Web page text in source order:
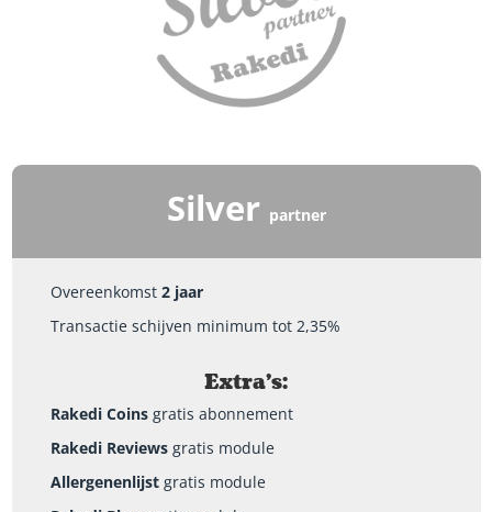
Silver partner
Overeenkomst 2 jaar
Transactie schijven minimum tot 2,35%
Extra's:
Rakedi Coinsgratis abonnement
Rakedi Reviewsgratis module
Allergenenlijstgratis module